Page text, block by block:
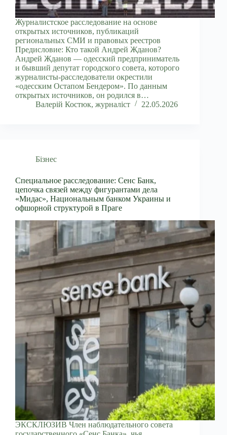
Журналистское расследование на основе
открытых источников, публикаций
региональных СМИ и правовых реестров
Предисловие: Кто такой Андрей Жданов?
Андрей Жданов — одесский предприниматель
и бывший депутат городского совета, которого
журналисты-расследователи окрестили
«одесским Остапом Бендером». По данным
открытых источников, он родился в…
Валерій Костюк, журналіст
22.05.2026
Бізнес
Специальное расследование: Сенс Банк,
цепочка связей между фигурантами дела
«Мидас», Национальным банком Украины и
офшорной структурой в Праге
ЭКСКЛЮЗИВ Член наблюдательного совета